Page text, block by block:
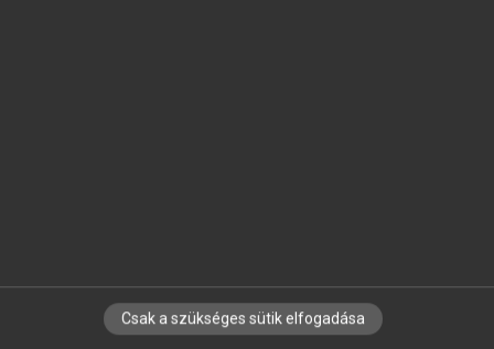
IRATKOZZ FEL HÍRLEVELÜNKRE!
Csak a szükséges sütik elfogadása